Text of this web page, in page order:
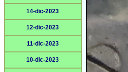
14-dic-2023
12-dic-2023
11-dic-2023
10-dic-2023